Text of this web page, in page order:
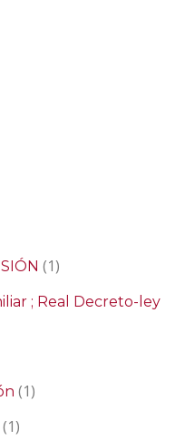
(1)
; Real Decreto-ley
(1)
(1)